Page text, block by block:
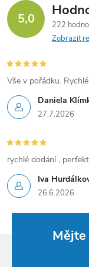
5,0
222
Zobrazit
Daniela
27.7.2026
Vše v pořádku.
Iva
26.6.2026
rychlé dodání ,